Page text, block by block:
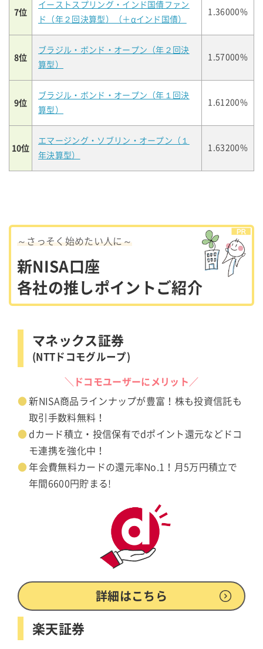
7位
イーストスプリング・インド国債ファン
ド（年２回決算型）（＋αインド国債）
1.36000%
8位
ブラジル・ボンド・オープン（年２回決
算型）
1.57000%
9位
ブラジル・ボンド・オープン（年１回決
算型）
1.61200%
10位
エマージング・ソブリン・オープン（１
年決算型）
1.63200%
～さっそく始めたい人に～
新NISA口座
各社の推しポイントご紹介
マネックス証券
(NTTドコモグループ)
＼ドコモユーザーにメリット／
新NISA商品ラインナップが豊富！株も投資信託も
取引手数料無料！
dカード積立・投信保有でdポイント還元などドコ
モ連携を強化中！
年会費無料カードの還元率No.1！月5万円積立で
年間6600円貯まる!
詳細はこちら
楽天証券